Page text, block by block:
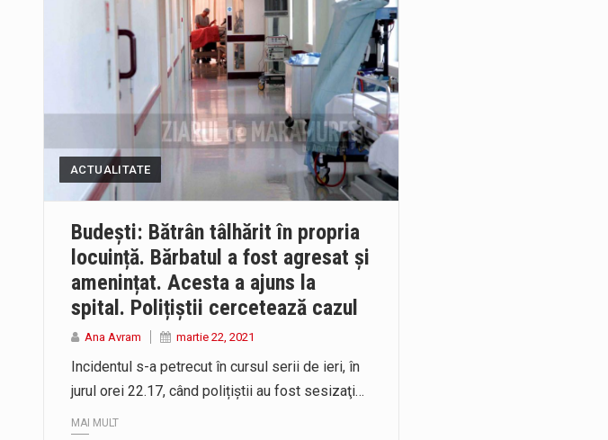
ACTUALITATE
Budești: Bătrân tâlhărit în propria
locuință. Bărbatul a fost agresat și
amenințat. Acesta a ajuns la
spital. Polițiștii cercetează cazul
Ana Avram martie 22, 2021
Incidentul s-a petrecut în cursul serii de ieri, în
jurul orei 22.17, când polițiștii au fost sesizaţi…
MAI MULT